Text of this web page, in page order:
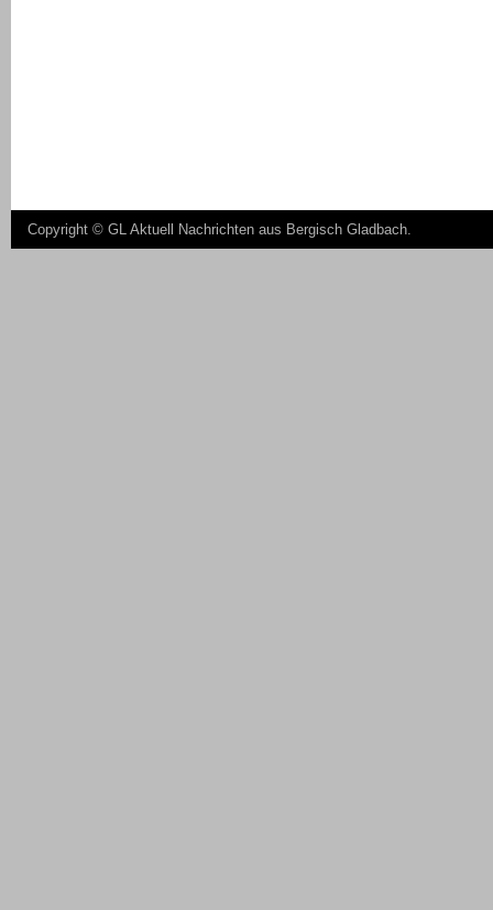
Copyright © GL Aktuell Nachrichten aus Bergisch Gladbach.